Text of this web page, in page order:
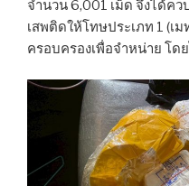
จำนวน 6,001 เม็ด จึงได้ค
เสพติดให้โทษประเภท 1 (เ
ครอบครองเพื่อจำหน่าย โ